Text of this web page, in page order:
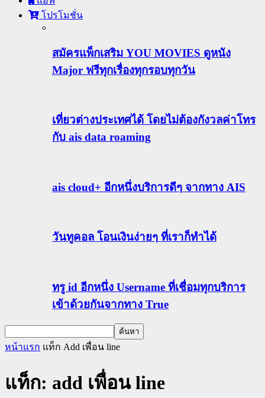
โปรโมชั่น
สมัครแพ็กเสริม YOU MOVIES ดูหนัง
Major ฟรีทุกเรื่องทุกรอบทุกวัน
เที่ยวต่างประเทศได้ โดยไม่ต้องกังวลค่าโทร
กับ ais data roaming
ais cloud+ อีกหนึ่งบริการดีๆ จากทาง AIS
วันทูคอล โอนเงินง่ายๆ ที่เราก็ทำได้
ทรู id อีกหนึ่ง Username ที่เชื่อมทุกบริการ
เข้าด้วยกันจากทาง True
หน้าแรก แท็ก Add เพื่อน line
แท็ก: add เพื่อน line